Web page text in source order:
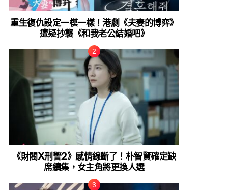
重生復仇設定一模一樣！港劇《夫妻的博弈》
遭疑抄襲《和我老公結婚吧》
《財閥X刑警2》感情線斷了！朴智賢確定缺
席續集，女主角將更換人選